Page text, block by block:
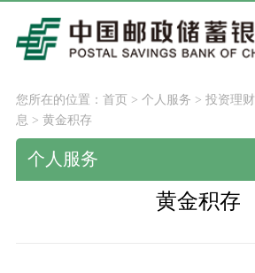
您所在的位置： 首页> 个人服务 > 投资理财
息 > 黄金积存
个人服务
黄金积存